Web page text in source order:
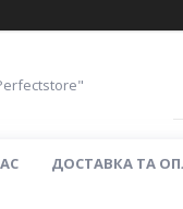
ДОСТАВКА ТА